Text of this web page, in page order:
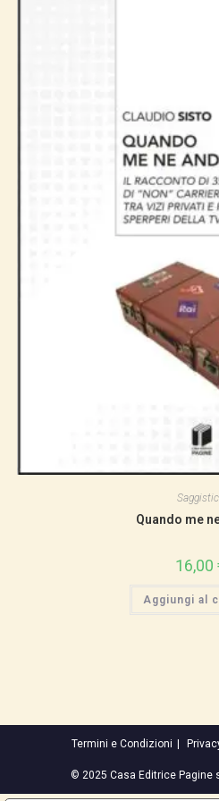
Quando me
16,00
Aggiungi al
Termini e Condizioni
© 2025 Casa Editrice Pagine